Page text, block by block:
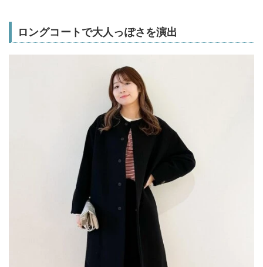
ロングコートで大人っぽさを演出